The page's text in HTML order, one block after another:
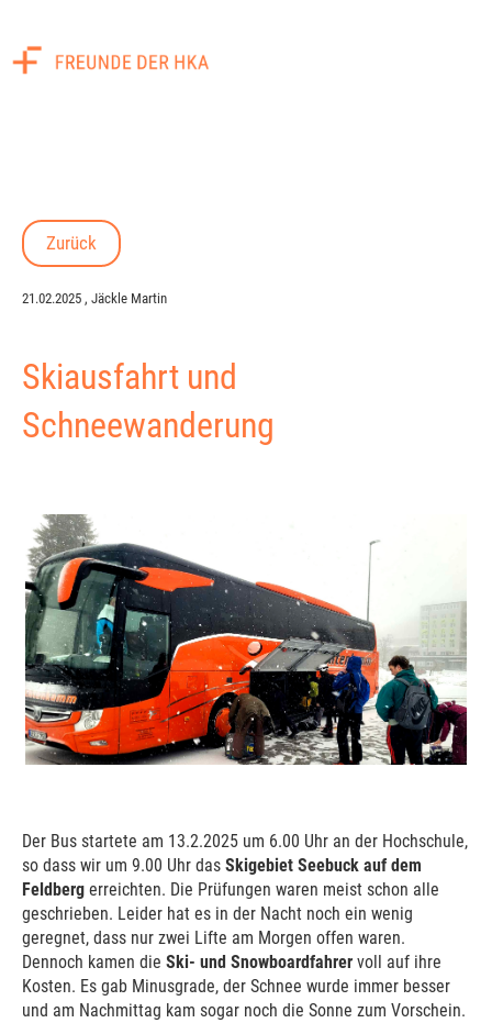
Zurück
21.02.2025 , Jäckle Martin
Skiausfahrt und
Schneewanderung
Der Bus startete am 13.2.2025 um 6.00 Uhr an der Hochschule,
so dass wir um 9.00 Uhr das Skigebiet Seebuck auf dem
Feldberg erreichten. Die Prüfungen waren meist schon alle
geschrieben. Leider hat es in der Nacht noch ein wenig
geregnet, dass nur zwei Lifte am Morgen offen waren.
Dennoch kamen die Ski- und Snowboardfahrer voll auf ihre
Kosten. Es gab Minusgrade, der Schnee wurde immer besser
und am Nachmittag kam sogar noch die Sonne zum Vorschein.